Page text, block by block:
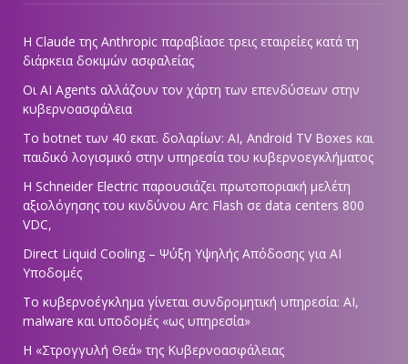
Η Claude της Anthropic παραβίασε τρεις εταιρείες κατά τη
διάρκεια δοκιμών ασφαλείας
Οι AI Agents αλλάζουν τον χάρτη των επενδύσεων στην
κυβερνοασφάλεια
Το botnet των 40 εκατ. δολαρίων: AI, Android TV Boxes και
παιδικό λογισμικό στην υπηρεσία του κυβερνοεγκλήματος
Η Schneider Electric παρουσιάζει πρωτοποριακή μελέτη
αξιολόγησης του κινδύνου Arc Flash σε data centers 800
VDC,
Direct Liquid Cooling – Ψύξη Υψηλής Απόδοσης για AI
Υποδομές
Το κυβερνοέγκλημα γίνεται συνδρομητική υπηρεσία: AI,
malware και υποδομές «ως υπηρεσία»
Η «Στρογγυλή Θεά» της Κυβερνοασφάλειας